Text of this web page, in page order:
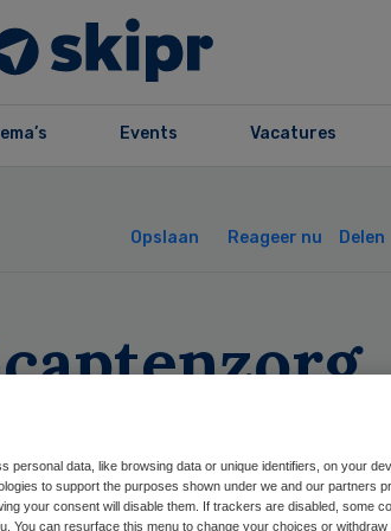
Events Vacatures
Opslaan Reageer nu Delen
bij
personal data, like browsing data or unique identifiers, on your
to support the purposes shown under we and our partners
your consent will disable them. If trackers are disabled, some
You can resurface this menu to change your choices or withdraw